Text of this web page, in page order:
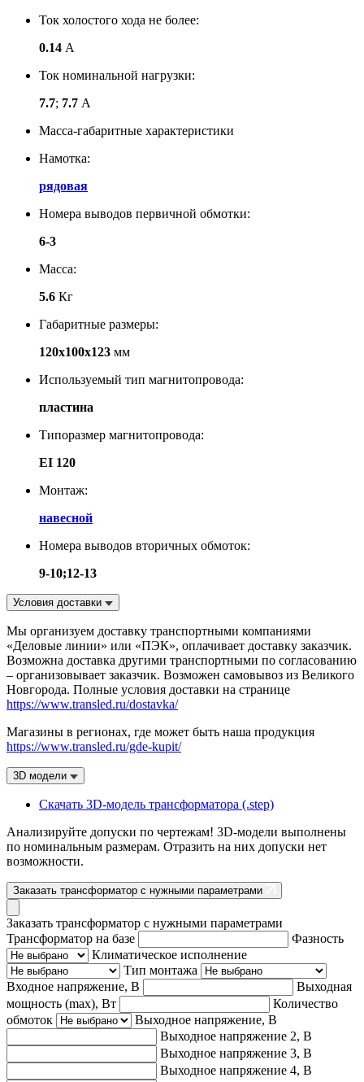
Ток холостого хода не более:
0.14 А
Ток номинальной нагрузки:
7.7; 7.7 А
Масса-габаритные характеристики
Намотка:
рядовая
Номера выводов первичной обмотки:
6-3
Масса:
5.6 Кг
Габаритные размеры:
120х100х123 мм
Используемый тип магнитопровода:
пластина
Типоразмер магнитопровода:
EI 120
Монтаж:
навесной
Номера выводов вторичных обмоток:
9-10;12-13
Условия доставки
Мы организуем доставку транспортными компаниями
«Деловые линии» или «ПЭК», оплачивает доставку заказчик.
Возможна доставка другими транспортными по согласованию
– организовывает заказчик. Возможен самовывоз из Великого
Новгорода. Полные условия доставки на странице
https://www.transled.ru/dostavka/
Магазины в регионах, где может быть наша продукция
https://www.transled.ru/gde-kupit/
3D модели
Скачать 3D-модель трансформатора (.step)
Анализируйте допуски по чертежам! 3D-модели выполнены
по номинальным размерам. Отразить на них допуски нет
возможности.
Заказать трансформатор с нужными параметрами
Заказать трансформатор с нужными параметрами
Трансформатор на базе
Фазность
Климатическое исполнение
Тип монтажа
Входное напряжение, В
Выходная
мощность (max), Вт
Количество
обмоток
Выходное напряжение, В
Выходное напряжение 2, В
Выходное напряжение 3, В
Выходное напряжение 4, В